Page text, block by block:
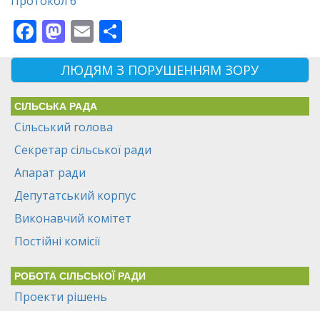
Facebook
Mastodon
Email
ЛЮДЯМ З ПОРУШЕННЯМ ЗОРУ
СІЛЬСЬКА РАДА
Сільський голова
Секретар сільської ради
Апарат ради
Депутатський корпус
Виконавчий комітет
Постійні комісії
РОБОТА СІЛЬСЬКОЇ РАДИ
Проекти рішень